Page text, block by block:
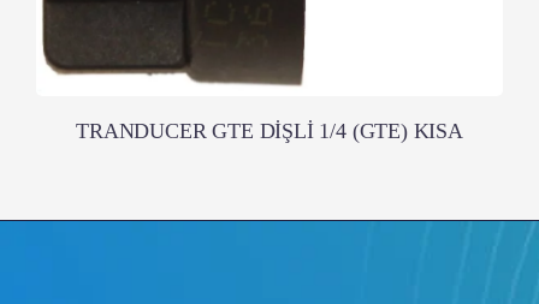
TRANDUCER GTE DİŞLİ 1/4 (GTE) KISA